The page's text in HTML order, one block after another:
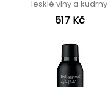
lesklé vlny a kudrny
517 Kč